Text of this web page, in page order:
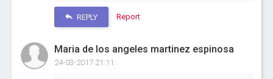
REPLY Report
Maria de los angeles martinez espinosa
24-03-2017 21:11